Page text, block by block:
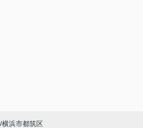
横浜市都筑区